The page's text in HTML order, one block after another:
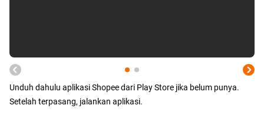
Unduh dahulu aplikasi Shopee dari Play Store jika belum punya.
Setelah terpasang, jalankan aplikasi.